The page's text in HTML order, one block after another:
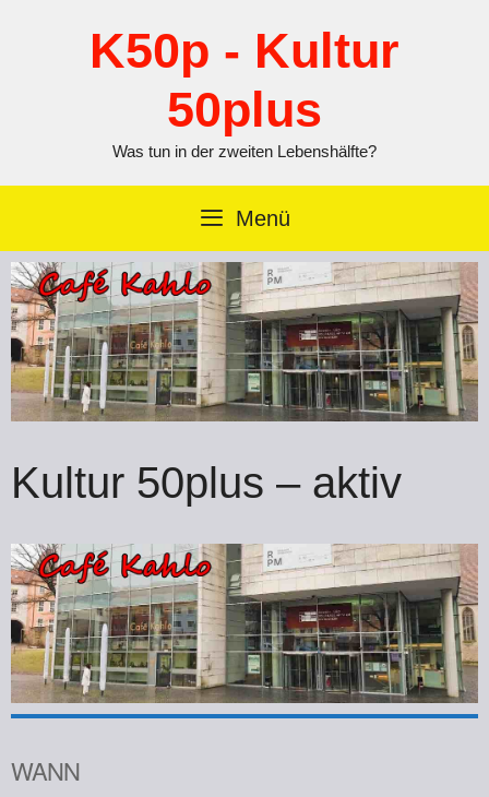
K50p - Kultur
50plus
Was tun in der zweiten Lebenshälfte?
Menü
Kultur 50plus – aktiv
WANN